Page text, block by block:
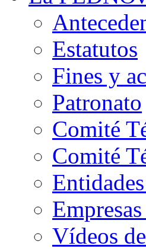
Estatutos
Fines y
Patronato
Comité
Comité
Vídeos